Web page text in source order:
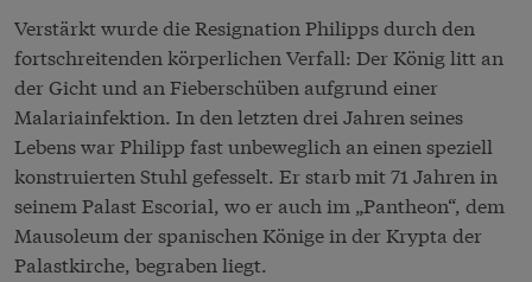
Verstärkt wurde die Resignation Philipps durch den
fortschreitenden körperlichen Verfall: Der König litt an
der Gicht und an Fieberschüben aufgrund einer
Malariainfektion. In den letzten drei Jahren seines
Lebens war Philipp fast unbeweglich an einen speziell
konstruierten Stuhl gefesselt. Er starb mit 71 Jahren in
seinem Palast Escorial, wo er auch im „Pantheon“, dem
Mausoleum der spanischen Könige in der Krypta der
Palastkirche, begraben liegt.